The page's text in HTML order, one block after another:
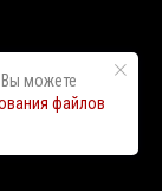
Вы можете
файлов